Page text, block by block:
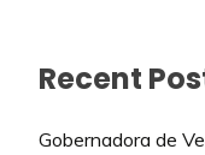
Recent
Gobernadora de